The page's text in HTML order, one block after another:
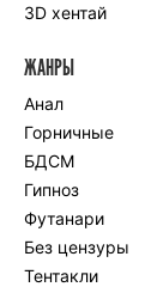
Anidub
Animedia
Onibaku
ПО ЖАНРАМ
Комедия
Романтика
Этти
3D хентай
ЖАНРЫ
Анал
Горничные
БДСМ
Гипноз
Футанари
Без цензуры
Тентакли